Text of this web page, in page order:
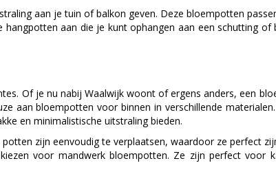
aan je tuin of balkon geven. Deze bloempotten
aan die je kunt ophangen aan een schutting
Of je nu nabij Waalwijk woont of ergens anders, een
aan bloempotten voor binnen in verschillende
en minimalistische uitstraling bieden.
zijn eenvoudig te verplaatsen, waardoor ze perfect
voor mandwerk bloempotten. Ze zijn perfect voor